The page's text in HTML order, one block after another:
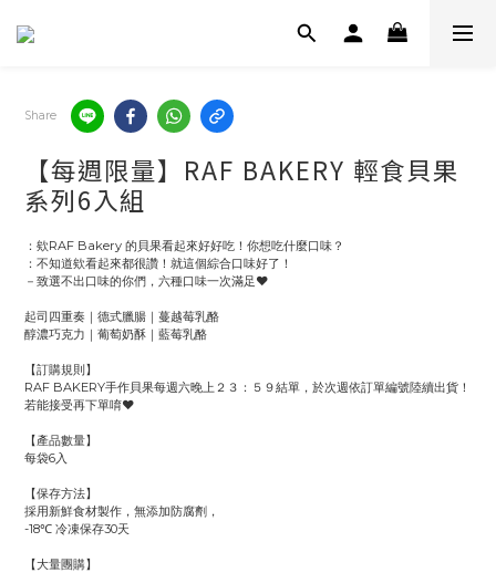
Share
【每週限量】RAF BAKERY 輕食貝果
系列6入組
：欸RAF Bakery 的貝果看起來好好吃！你想吃什麼口味？
：不知道欸看起來都很讚！就這個綜合口味好了！
－致選不出口味的你們，六種口味一次滿足❤
起司四重奏｜德式臘腸｜蔓越莓乳酪
醇濃巧克力｜葡萄奶酥｜藍莓乳酪
【訂購規則】
RAF BAKERY手作貝果每週六晚上２３：５９結單，於次週依訂單編號陸續出貨！
若能接受再下單唷❤
【產品數量】
每袋6入
【保存方法】
採用新鮮食材製作，無添加防腐劑，
-18℃ 冷凍保存30天
【大量團購】